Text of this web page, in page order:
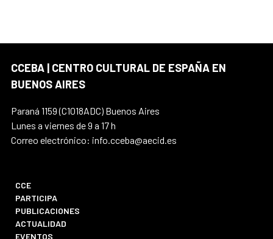
CCEBA | CENTRO CULTURAL DE ESPAÑA EN
BUENOS AIRES
Paraná 1159 (C1018ADC) Buenos Aires
Lunes a viernes de 9 a 17 h
Correo electrónico: info.cceba@aecid.es
CCE
PARTICIPA
PUBLICACIONES
ACTUALIDAD
EVENTOS